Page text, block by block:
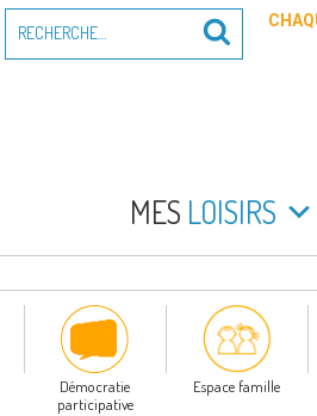
pour
Recherche
MES LOISIRS
Démocratie
participative
Espace famille